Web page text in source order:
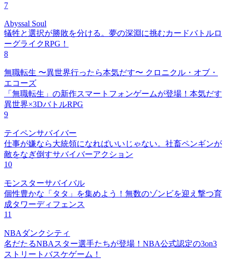
7
Abyssal Soul
犠牲と選択が勝敗を分ける。夢の深淵に挑むカードバトルロ
ーグライクRPG！
8
無職転生 〜異世界行ったら本気だす〜 クロニクル・オブ・
エコーズ
「無職転生」の新作スマートフォンゲームが登場！本気だす
異世界×3DバトルRPG
9
テイペンサバイバー
仕事が嫌なら大統領になればいいじゃない。社畜ペンギンが
敵をなぎ倒すサバイバーアクション
10
モンスターサバイバル
個性豊かな「タタ」を集めよう！無数のゾンビを迎え撃つ育
成タワーディフェンス
11
NBAダンクシティ
名だたるNBAスター選手たちが登場！NBA公式認定の3on3
ストリートバスケゲーム！